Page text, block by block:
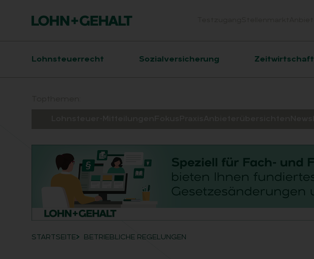
Hauptnavigation
Lohnsteuerrecht Sozialversicherung Zeitwirtschaft
Breadcrumb-Navigation
STARTSEITE BETRIEBLICHE REGELUNGEN